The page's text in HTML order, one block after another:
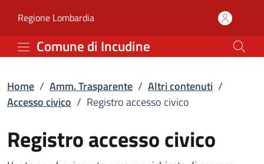
Registro accesso
Regione Lombardia(apre in un'altra scheda).
Comune di Incudine
Home / Amm. Trasparente / Altri contenuti /
Accesso civico / Registro accesso civico
Registro accesso civico